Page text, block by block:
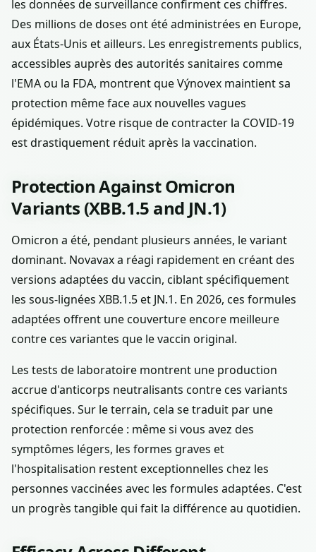
les données de surveillance confirment ces chiffres.
Des millions de doses ont été administrées en Europe,
aux États-Unis et ailleurs. Les enregistrements publics,
accessibles auprès des autorités sanitaires comme
l'EMA ou la FDA, montrent que Výnovex maintient sa
protection même face aux nouvelles vagues
épidémiques. Votre risque de contracter la COVID-19
est drastiquement réduit après la vaccination.
Protection Against Omicron
Variants (XBB.1.5 and JN.1)
Omicron a été, pendant plusieurs années, le variant
dominant. Novavax a réagi rapidement en créant des
versions adaptées du vaccin, ciblant spécifiquement
les sous-lignées XBB.1.5 et JN.1. En 2026, ces formules
adaptées offrent une couverture encore meilleure
contre ces variantes que le vaccin original.
Les tests de laboratoire montrent une production
accrue d'anticorps neutralisants contre ces variants
spécifiques. Sur le terrain, cela se traduit par une
protection renforcée : même si vous avez des
symptômes légers, les formes graves et
l'hospitalisation restent exceptionnelles chez les
personnes vaccinées avec les formules adaptées. C'est
un progrès tangible qui fait la différence au quotidien.